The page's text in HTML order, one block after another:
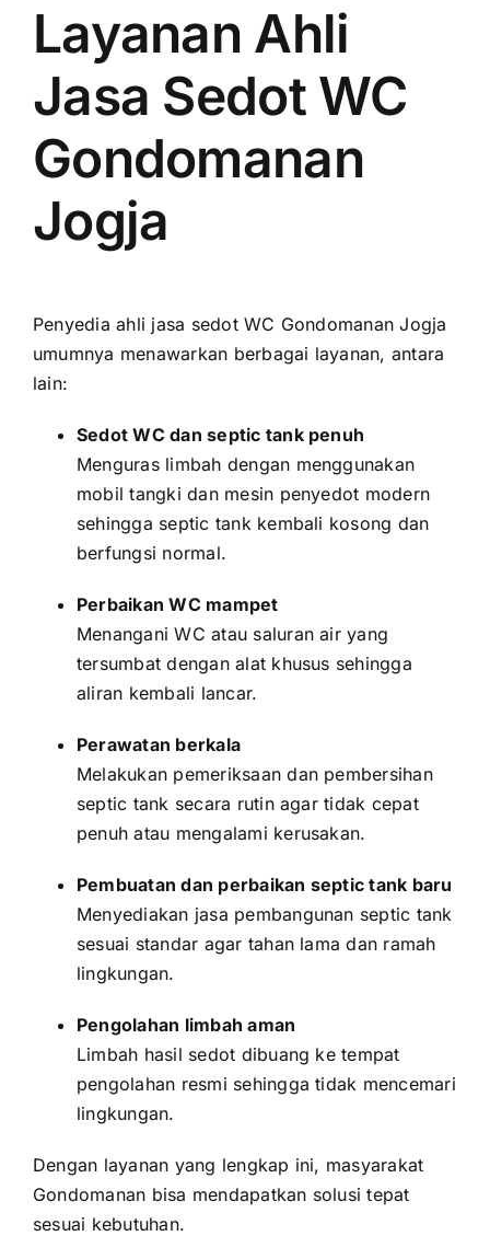
Layanan Ahli
Jasa Sedot WC
Gondomanan
Jogja
Penyedia ahli jasa sedot WC Gondomanan Jogja
umumnya menawarkan berbagai layanan, antara
lain:
Sedot WC dan septic tank penuh
Menguras limbah dengan menggunakan
mobil tangki dan mesin penyedot modern
sehingga septic tank kembali kosong dan
berfungsi normal.
Perbaikan WC mampet
Menangani WC atau saluran air yang
tersumbat dengan alat khusus sehingga
aliran kembali lancar.
Perawatan berkala
Melakukan pemeriksaan dan pembersihan
septic tank secara rutin agar tidak cepat
penuh atau mengalami kerusakan.
Pembuatan dan perbaikan septic tank baru
Menyediakan jasa pembangunan septic tank
sesuai standar agar tahan lama dan ramah
lingkungan.
Pengolahan limbah aman
Limbah hasil sedot dibuang ke tempat
pengolahan resmi sehingga tidak mencemari
lingkungan.
Dengan layanan yang lengkap ini, masyarakat
Gondomanan bisa mendapatkan solusi tepat
sesuai kebutuhan.